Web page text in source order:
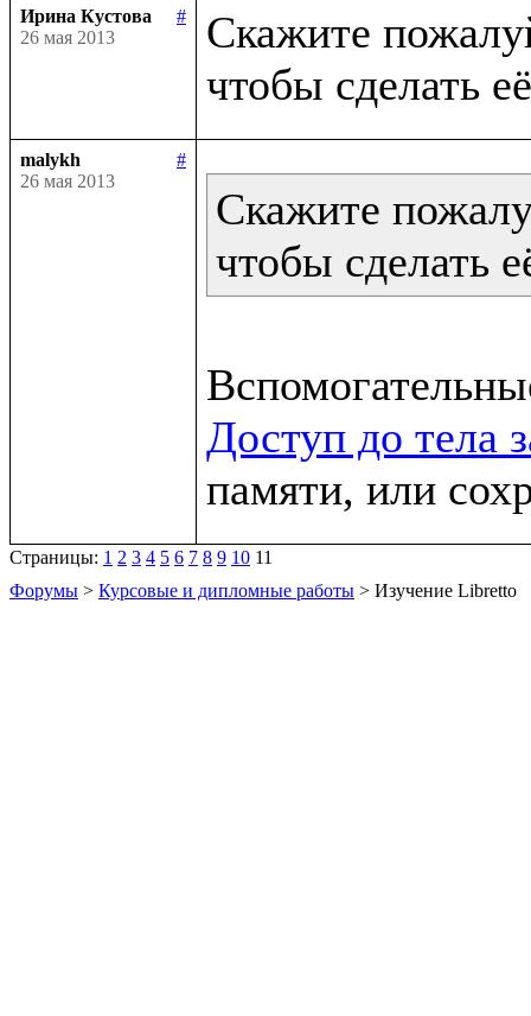
Ирина Кустова
#
26 мая 2013
Скажите
malykh
#
26 мая 2013
Скажите
чтобы сделать
Доступ до тела
памяти, или
Страницы: 1 2 3 4 5 6 7 8 9 10 11
Форумы > Курсовые и дипломные работы > Изучение Libretto